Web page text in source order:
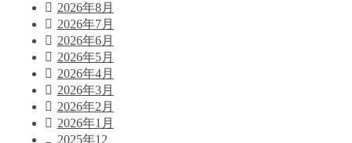
2026年8月
2026年7月
2026年6月
2026年5月
2026年4月
2026年3月
2026年2月
2026年1月
2025年12